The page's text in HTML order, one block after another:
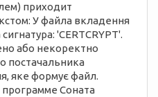
приходит
У файла вкладення
'CERTCRYPT'.
або некоректно
постачальника
яке формує файл.
Соната